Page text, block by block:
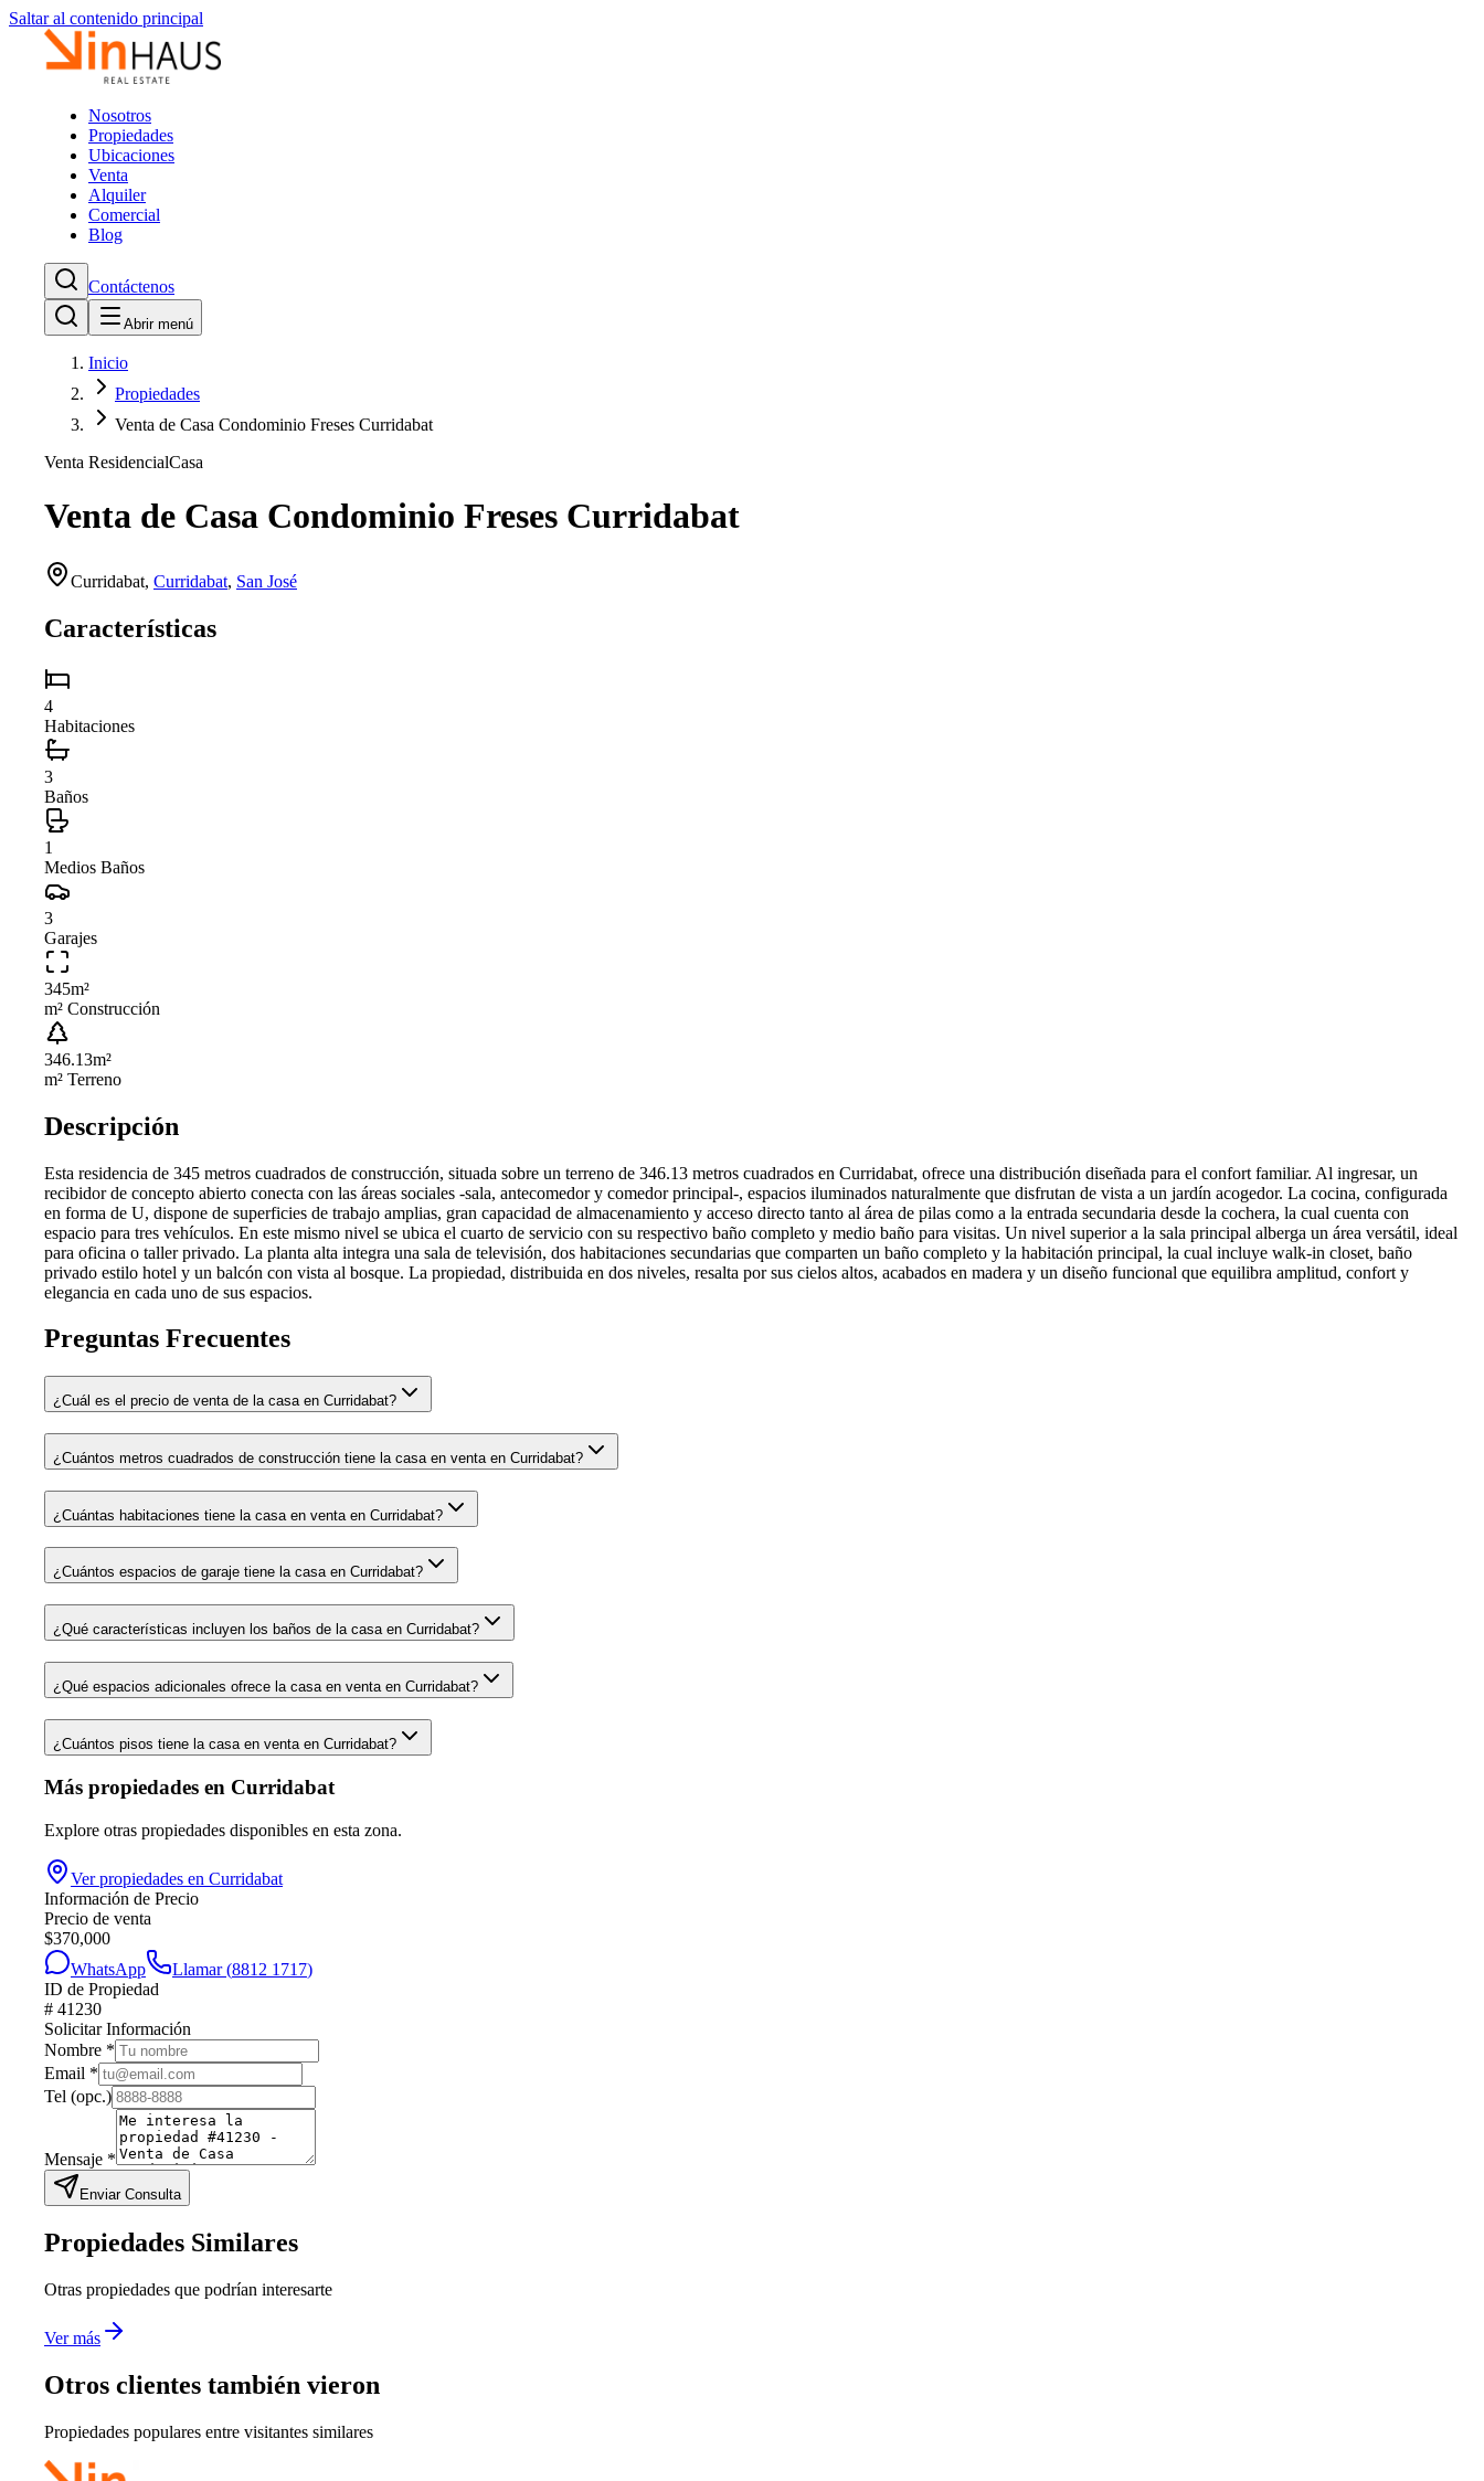
Saltar al contenido principal
Nosotros
Propiedades
Ubicaciones
Venta
Alquiler
Comercial
Blog
Contáctenos
Abrir menú
Inicio
Propiedades
Venta de Casa Condominio Freses Curridabat
Venta ResidencialCasa
Venta de Casa Condominio Freses Curridabat
Curridabat, Curridabat, San José
Características
4
Habitaciones
3
Baños
1
Medios Baños
3
Garajes
345m²
m² Construcción
346.13m²
m² Terreno
Descripción
Esta residencia de 345 metros cuadrados de construcción, situada sobre un terreno de 346.13 metros cuadrados en Curridabat, ofrece una distribución diseñada para el confort familiar. Al ingresar, un
recibidor de concepto abierto conecta con las áreas sociales -sala, antecomedor y comedor principal-, espacios iluminados naturalmente que disfrutan de vista a un jardín acogedor. La cocina, configurada
en forma de U, dispone de superficies de trabajo amplias, gran capacidad de almacenamiento y acceso directo tanto al área de pilas como a la entrada secundaria desde la cochera, la cual cuenta con
espacio para tres vehículos. En este mismo nivel se ubica el cuarto de servicio con su respectivo baño completo y medio baño para visitas. Un nivel superior a la sala principal alberga un área versátil, ideal
para oficina o taller privado. La planta alta integra una sala de televisión, dos habitaciones secundarias que comparten un baño completo y la habitación principal, la cual incluye walk-in closet, baño
privado estilo hotel y un balcón con vista al bosque. La propiedad, distribuida en dos niveles, resalta por sus cielos altos, acabados en madera y un diseño funcional que equilibra amplitud, confort y
elegancia en cada uno de sus espacios.
Preguntas Frecuentes
¿Cuál es el precio de venta de la casa en Curridabat?
¿Cuántos metros cuadrados de construcción tiene la casa en venta en Curridabat?
¿Cuántas habitaciones tiene la casa en venta en Curridabat?
¿Cuántos espacios de garaje tiene la casa en Curridabat?
¿Qué características incluyen los baños de la casa en Curridabat?
¿Qué espacios adicionales ofrece la casa en venta en Curridabat?
¿Cuántos pisos tiene la casa en venta en Curridabat?
Más propiedades en Curridabat
Explore otras propiedades disponibles en esta zona.
Ver propiedades en Curridabat
Información de Precio
Precio de venta
$370,000
WhatsApp
Llamar (8812 1717)
ID de Propiedad
# 41230
Solicitar Información
Nombre *
Email *
Tel (opc.)
Mensaje *
Enviar Consulta
Propiedades Similares
Otras propiedades que podrían interesarte
Ver más
Otros clientes también vieron
Propiedades populares entre visitantes similares